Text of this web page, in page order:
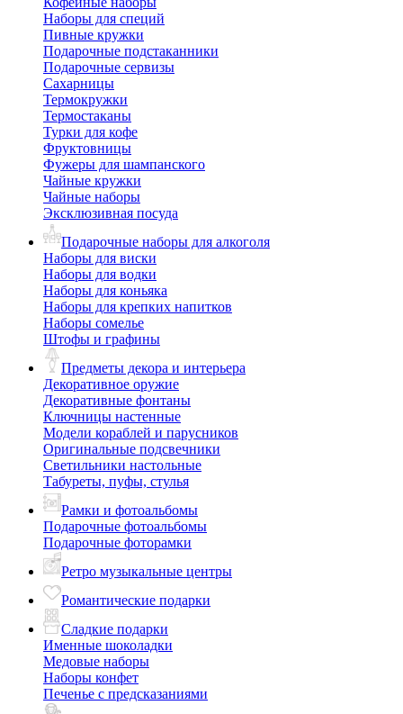
Наборы для специй
Пивные кружки
Подарочные подстаканники
Подарочные сервизы
Сахарницы
Термокружки
Термостаканы
Турки для кофе
Фруктовницы
Фужеры для шампанского
Чайные кружки
Чайные наборы
Эксклюзивная посуда
Подарочные наборы для алкоголя
Наборы для виски
Наборы для водки
Наборы для коньяка
Наборы для крепких напитков
Наборы сомелье
Штофы и графины
Предметы декора и интерьера
Декоративное оружие
Декоративные фонтаны
Ключницы настенные
Модели кораблей и парусников
Оригинальные подсвечники
Светильники настольные
Табуреты, пуфы, стулья
Рамки и фотоальбомы
Подарочные фотоальбомы
Подарочные фоторамки
Ретро музыкальные центры
Романтические подарки
Сладкие подарки
Именные шоколадки
Медовые наборы
Наборы конфет
Печенье с предсказаниями